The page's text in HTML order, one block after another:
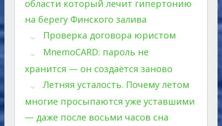
области который лечит гипертонию
на берегу Финского залива
Проверка договора юристом
MnemoCARD: пароль не
хранится — он создаётся заново
Летняя усталость. Почему летом
многие просыпаются уже уставшими
— даже после восьми часов сна